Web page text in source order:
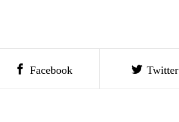
Facebook Twitter